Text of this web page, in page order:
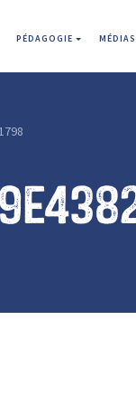
PÉDAGOGIE MÉDIAS